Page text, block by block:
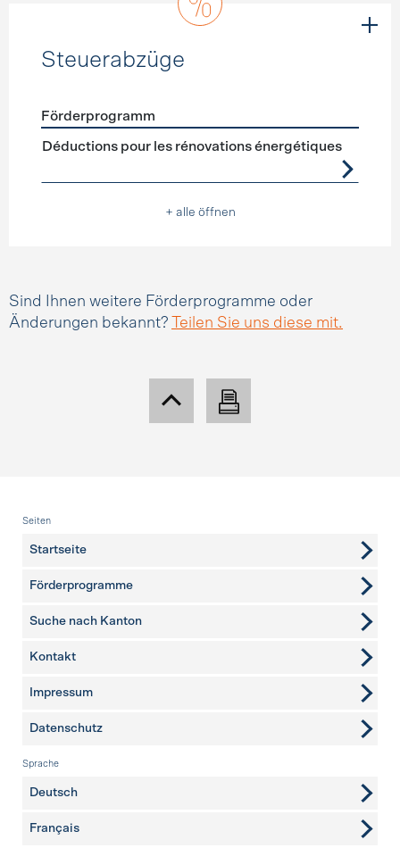
Steuerabzüge
Förderprogramme Steuerabzüge
Förderprogramm
Déductions pour les rénovations énergétiques
+ alle öffnen
Sind Ihnen weitere Förderprogramme oder
Änderungen bekannt?
Teilen Sie uns diese mit.
Fusszeile
Seiten
Startseite
Förderprogramme
Suche nach Kanton
weitere Seiten
Kontakt
Impressum
Datenschutz
Sprache
Deutsch
Français